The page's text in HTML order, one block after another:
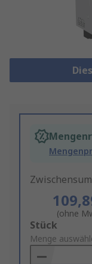
(ohne
Add
to
Basket
Stück
Menge